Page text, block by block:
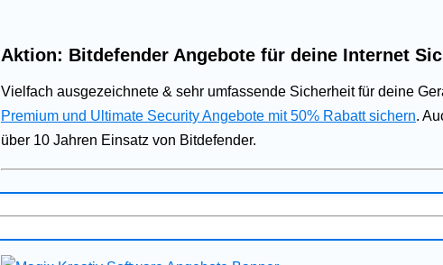
Aktion: Bitdefender Angebote für deine Internet
Vielfach ausgezeichnete & sehr umfassende Sicherheit für deine
Premium und Ultimate Security Angebote mit 50% Rabatt sichern.
über 10 Jahren Einsatz von Bitdefender.